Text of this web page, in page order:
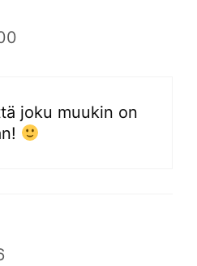
joku muukin on